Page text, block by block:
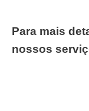
Para mais
nossos